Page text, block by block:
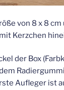
von 8 x 8
Kerzchen
der Box
dem
Aufleger ist